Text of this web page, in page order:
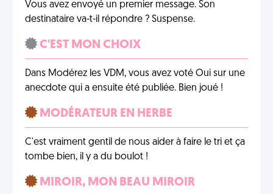
Vous avez envoyé un premier message. Son
destinataire va-t-il répondre ? Suspense.
C'EST MON CHOIX
Dans Modérez les VDM, vous avez voté Oui sur une
anecdote qui a ensuite été publiée. Bien joué !
MODÉRATEUR EN HERBE
C'est vraiment gentil de nous aider à faire le tri et ça
tombe bien, il y a du boulot !
MIROIR, MON BEAU MIROIR